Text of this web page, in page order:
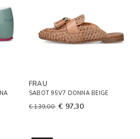
FRAU
SABOT 95V7 DONNA BEIGE
€ 139,00 € 97,30